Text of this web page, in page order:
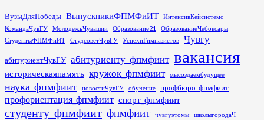
Перейти
к
содержимому
ВузыДляПобеды ВыпускникиФПМФиИТ
ИнтенсивКейсистемс
КомандаЧувГУ
МолодежьЧувашии Образование21
ОбразованиеЧебоксары
СтудентыФПМФиИТ
СтудсоветЧувГУ УспехиГимназистов Чувгу
абитуриентЧувГУ абитуриенту_фпмфиит вакансия
историческаяпамять кружок_фпмфиит мысоздаембудущее
наука_фпмфиит новостиЧувГУ обучение профбюро_фпмфиит
профориентация_фпмфиит спорт_фпмфиит
студенту_фпмфиит фпмфиит чувгуэтомы школыгородаЧ